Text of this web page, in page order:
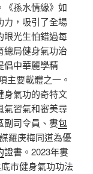
《孫水情緣》如
力，吸引了全場
眼光生怕錯過每
總局健身氣功治
倡中華麗學精
主要載體之一。
身氣功的奇特文
氣習氣和審美尋
司令員、婁包
謀羅庚梅同道為優
證書。2023年婁
市健身氣功功法